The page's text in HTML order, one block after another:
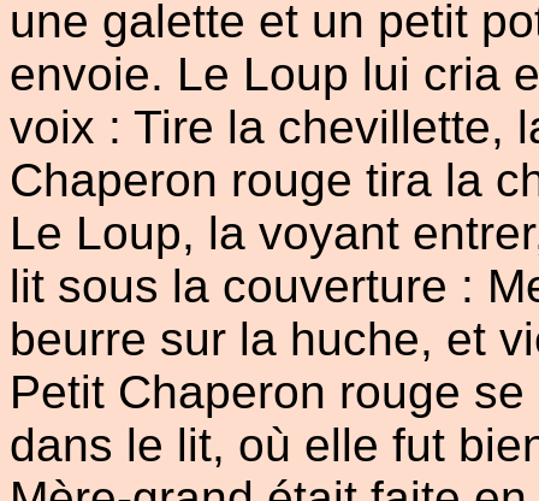
une galette et un petit
envoie. Le Loup lui cria
voix : Tire la chevillette,
Chaperon rouge tira la
Le Loup, la voyant
lit sous la couverture :
beurre sur la huche, et
Petit Chaperon rouge
dans le lit, où elle fut